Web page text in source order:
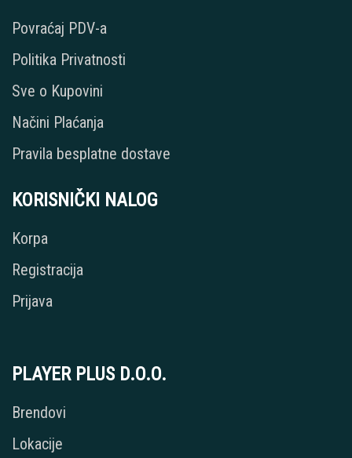
Povraćaj PDV-a
Politika Privatnosti
Sve o Kupovini
Načini Plaćanja
Pravila besplatne dostave
KORISNIČKI NALOG
Korpa
Registracija
Prijava
PLAYER PLUS D.O.O.
Brendovi
Lokacije